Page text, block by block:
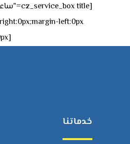
[cz_gap height="0px" height_tablet="50px"][/vc_column_inner][/vc_row_inner][/cz_content_box][/vc_column][/vc_row]
خدماتنا